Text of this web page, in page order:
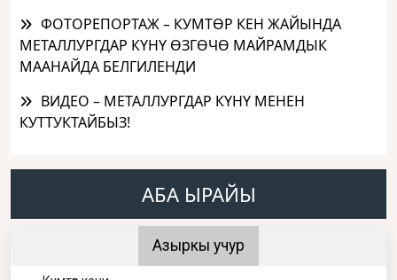
ФОТОРЕПОРТАЖ – КУМТӨР КЕН ЖАЙЫНДА
МЕТАЛЛУРГДАР КҮНҮ ӨЗГӨЧӨ МАЙРАМДЫК
МААНАЙДА БЕЛГИЛЕНДИ
ВИДЕО – МЕТАЛЛУРГДАР КҮНҮ МЕНЕН
КУТТУКТАЙБЫЗ!
АБА ЫРАЙЫ
Азыркы учур